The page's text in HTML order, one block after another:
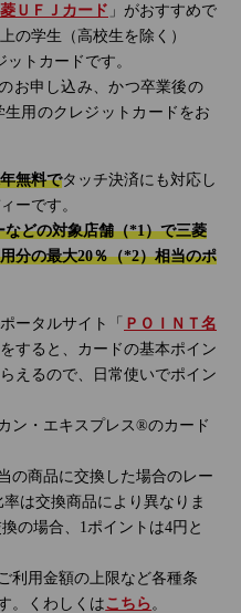
ＵＦＪカード 」がおすすめで
の学生（高校生を除く）
トカードです。
お申し込み、かつ卒業後の
用のクレジットカードをお
無料でタッチ決済にも対応し
ーです。
などの対象店舗（*1）で三菱
分の最大20％（*2）相当のポ
ータルサイト「 ＰＯＩＮＴ名
すると、カードの基本ポイン
えるので、日常使いでポイン
ン・エキスプレス®のカード
の商品に交換した場合のレー
は交換商品により異なりま
の場合、1ポイントは4円と
利用金額の上限など各種条
。くわしくはこちら 。